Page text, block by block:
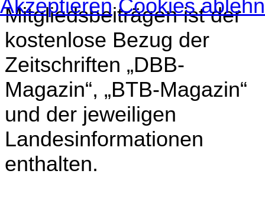
Mitgliedsbeiträgen ist der
kostenlose Bezug der
Zeitschriften „DBB-
Magazin“, „BTB-Magazin“
und der jeweiligen
Landesinformationen
enthalten.
Akzeptieren Cookies